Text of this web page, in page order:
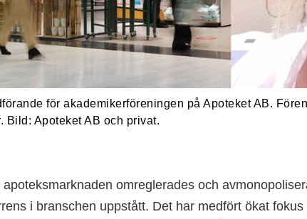
för akademikerföreningen på Apoteket AB.
Bild: Apoteket AB och privat.
apoteksmarknaden omreglerades och
i branschen uppstått. Det har medfört ökat